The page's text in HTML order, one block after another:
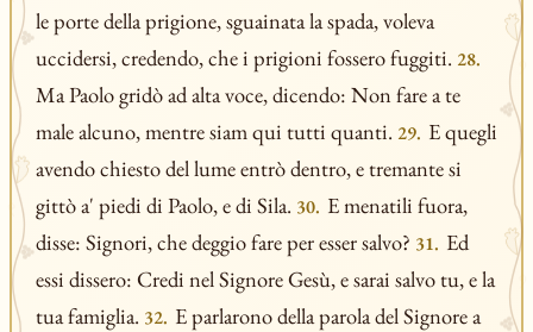
le porte della prigione, sguainata la spada, voleva
uccidersi, credendo, che i prigioni fossero fuggiti. 28.
Ma Paolo gridò ad alta voce, dicendo: Non fare a te
male alcuno, mentre siam qui tutti quanti. 29. E quegli
avendo chiesto del lume entrò dentro, e tremante si
gittò a' piedi di Paolo, e di Sila. 30. E menatili fuora,
disse: Signori, che deggio fare per esser salvo? 31. Ed
essi dissero: Credi nel Signore Gesù, e sarai salvo tu, e la
tua famiglia. 32. E parlarono della parola del Signore a